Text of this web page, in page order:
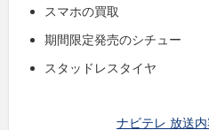
スマホの買取
期間限定発売のシチュー
スタッドレスタイヤ
ナビテレ 放送